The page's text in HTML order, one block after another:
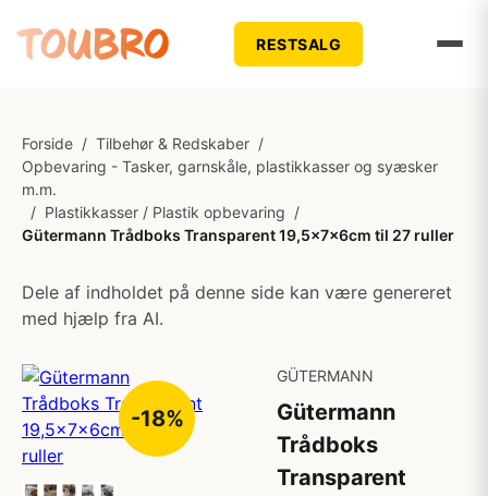
RESTSALG
Forside / Tilbehør & Redskaber /
Opbevaring - Tasker, garnskåle, plastikkasser og syæsker
m.m.
/ Plastikkasser / Plastik opbevaring /
Gütermann Trådboks Transparent 19,5x7x6cm til 27 ruller
Dele af indholdet på denne side kan være genereret
med hjælp fra AI.
-18%
GÜTERMANN
Gütermann
Trådboks
Transparent